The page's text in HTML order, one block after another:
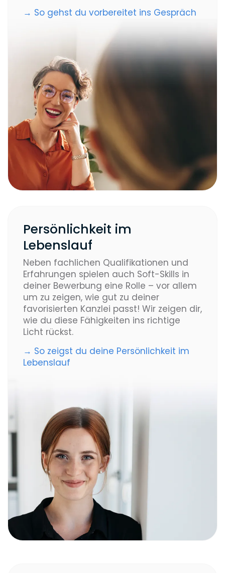
→ So gehst du vorbereitet ins Gespräch
Persönlichkeit im
Lebenslauf
Neben fachlichen Qualifikationen und
Erfahrungen spielen auch Soft-Skills in
deiner Bewerbung eine Rolle – vor allem
um zu zeigen, wie gut zu deiner
favorisierten Kanzlei passt! Wir zeigen dir,
wie du diese Fähigkeiten ins richtige
Licht rückst.
→ So zeigst du deine Persönlichkeit im
Lebenslauf